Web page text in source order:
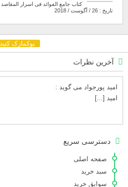
کتاب جامع الفوائد فی اسرار المقاصد
تاریخ : 26 / آگوست / 2018
بوکمارک کنید
آخرین نظرات
امید پورجواد می گوید :
امید [...]
محمدشهنوازی می گوید :
دسترسی سریع
صفحه اصلی
سبد خرید
سوابق خرید